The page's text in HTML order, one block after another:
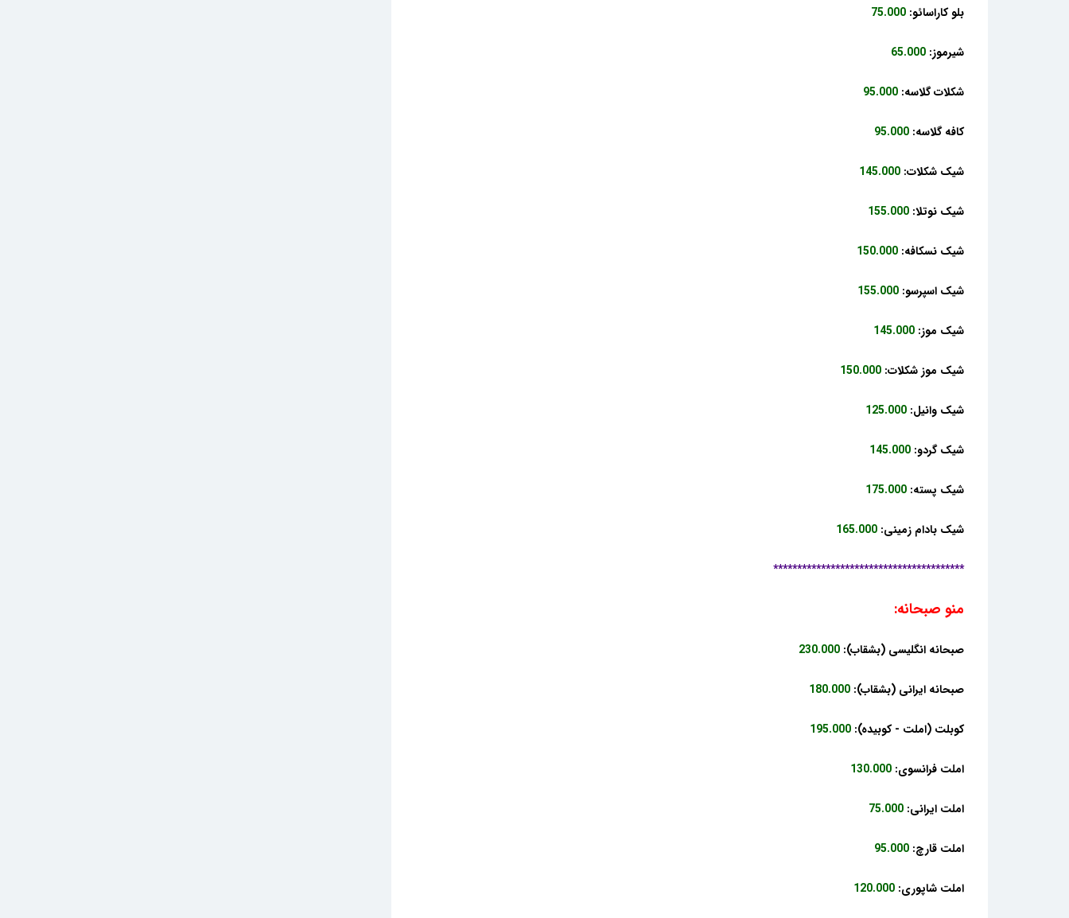
بلو کاراسائو: 75.000
شیرموز: 65.000
شکلات گلاسه: 95.000
کافه گلاسه: 95.000
شیک شکلات: 145.000
شیک نوتلا: 155.000
شیک نسکافه: 150.000
شیک اسپرسو: 155.000
شیک موز: 145.000
شیک موز شکلات: 150.000
شیک وانیل: 125.000
شیک گردو: 145.000
شیک پسته: 175.000
شیک بادام زمینی: 165.000
****************************************
منو صبحانه:
صبحانه انگلیسی (بشقاب): 230.000
صبحانه ایرانی (بشقاب): 180.000
کوبلت (املت - کوبیده): 195.000
املت فرانسوی: 130.000
املت ایرانی: 75.000
املت قارچ: 95.000
املت شاپوری: 120.000